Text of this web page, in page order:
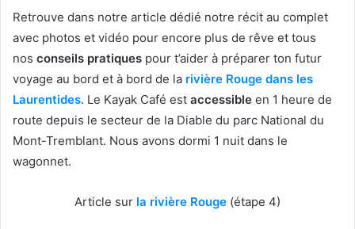
Retrouve dans notre article dédié notre récit au complet
avec photos et vidéo pour encore plus de rêve et tous
nos conseils pratiques pour t’aider à préparer ton futur
voyage au bord et à bord de la rivière Rouge dans les
Laurentides. Le Kayak Café est accessible en 1 heure de
route depuis le secteur de la Diable du parc National du
Mont-Tremblant. Nous avons dormi 1 nuit dans le
wagonnet.
Article sur la rivière Rouge (étape 4)